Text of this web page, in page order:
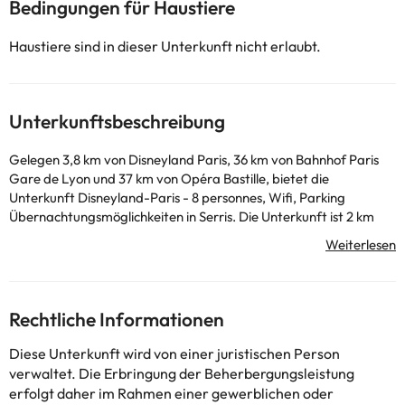
Bedingungen für Haustiere
Haustiere sind in dieser Unterkunft nicht erlaubt.
Unterkunftsbeschreibung
Gelegen 3,8 km von Disneyland Paris, 36 km von Bahnhof Paris
Gare de Lyon und 37 km von Opéra Bastille, bietet die
Unterkunft Disneyland-Paris - 8 personnes, Wifi, Parking
Übernachtungsmöglichkeiten in Serris. Die Unterkunft ist 2 km
von Val d'Europe RER Station entfernt und die Gäste profitieren
von kostenlosem WLAN und einem Privatparkplatz, die vor Ort
Flachbild-TV, eine gut ausgestattete Küche mit einem
Kühlschrank und einem Ofen sowie 1 Badezimmer mit einer
Badewanne. Notre Dame de Paris liegt 38 km von der Unterkunft
Disneyland-Paris - 8 personnes, Wifi, Parking entfernt, während
Sainte-Chapelle 38 km von der Unterkunft entfernt ist. Der
Rechtliche Informationen
Diese Unterkunft wird von einer juristischen Person
verwaltet. Die Erbringung der Beherbergungsleistung
erfolgt daher im Rahmen einer gewerblichen oder